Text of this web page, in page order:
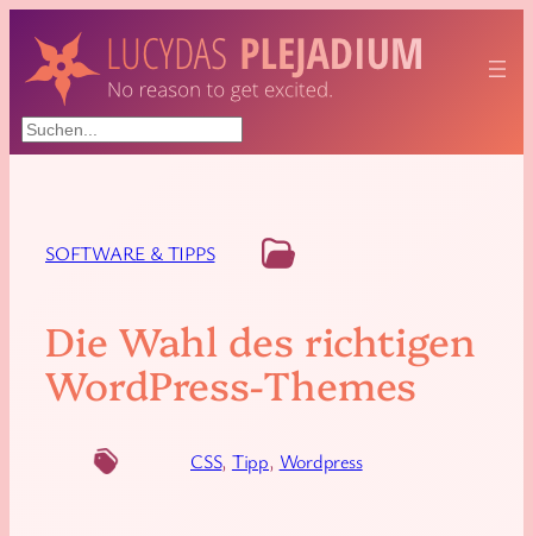
Suchen
SOFTWARE & TIPPS
Die Wahl des richtigen
WordPress-Themes
CSS, Tipp, Wordpress